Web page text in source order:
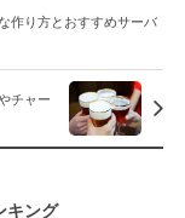
作り方とおすすめサーバ
チャー
キング